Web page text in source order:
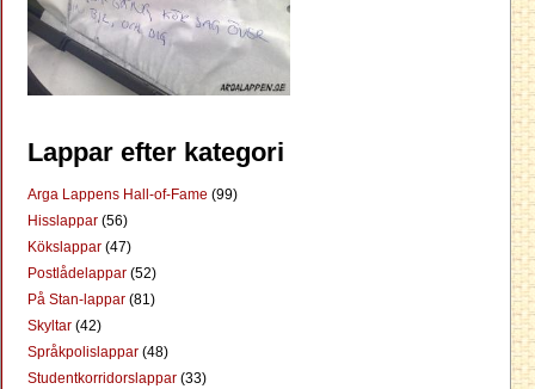
Lappar efter kategori
Arga Lappens Hall-of-Fame (99)
Hisslappar (56)
Kökslappar (47)
Postlådelappar (52)
På Stan-lappar (81)
Skyltar (42)
Språkpolislappar (48)
Studentkorridorslappar (33)